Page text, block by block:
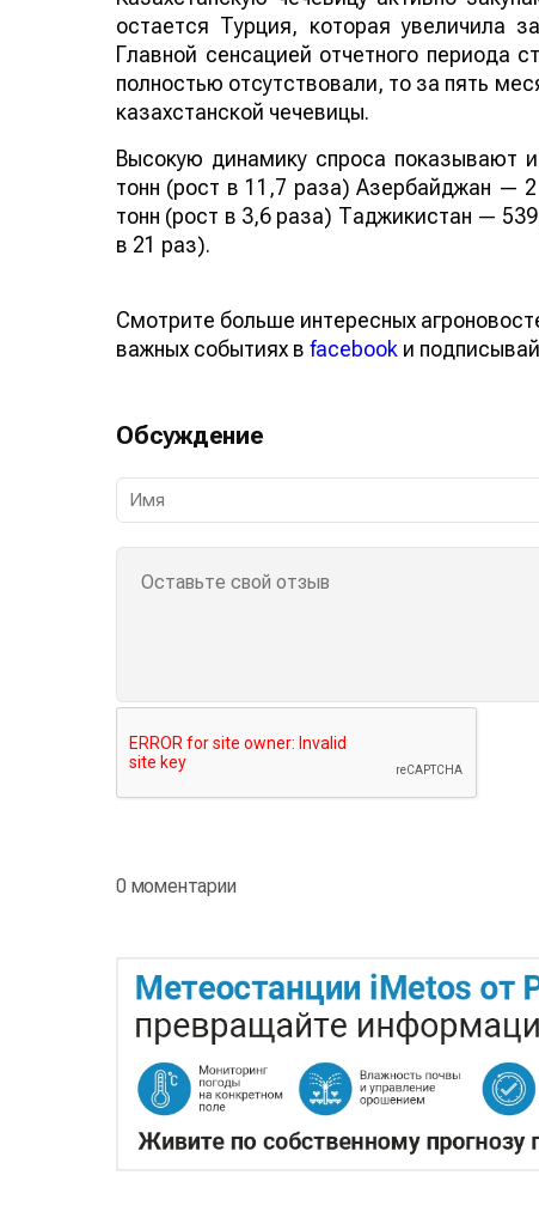
остается Турция, которая увеличила
Главной сенсацией отчетного периода
полностью отсутствовали, то за пять
казахстанской чечевицы.
Высокую динамику спроса показывают
тонн (рост в 11,7 раза) Азербайджан —
тонн (рост в 3,6 раза) Таджикистан —
в 21 раз).
Смотрите больше интересных
важных событиях в facebook и
Обсуждение
0 моментарии